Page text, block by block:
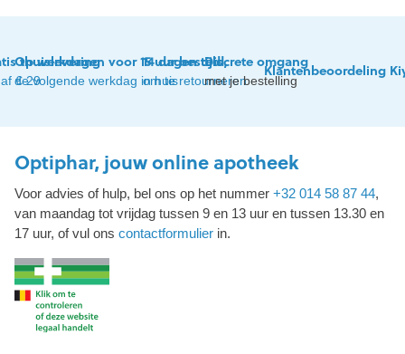
thuislevering
€ 29
Op werkdagen voor 15 uur besteld,
de volgende werkdag in huis
14 dagen tijd
om te retourneren
Discrete omgang
met je bestelling
Klantenbeoordeling
Optiphar, jouw online apotheek
Voor advies of hulp, bel ons op het nummer +32 014 58 87 44,
van maandag tot vrijdag tussen 9 en 13 uur en tussen 13.30 en
17 uur, of vul ons contactformulier in.